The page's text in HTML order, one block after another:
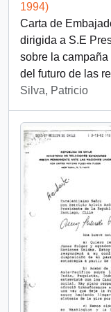
1994)
Carta de
dirigida a S.E
sobre la
del futuro de las
Silva, Patricio